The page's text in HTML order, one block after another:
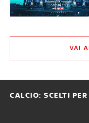
VAI
CALCIO: SCELTI PER